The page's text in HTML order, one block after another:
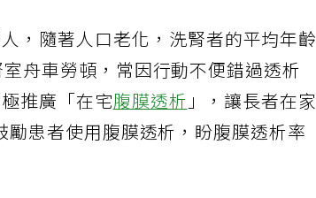
，隨著人口老化，洗腎者的平均年齡
舟車勞頓，常因行動不便錯過透析
推廣「在宅腹膜透析」，讓長者在家
患者使用腹膜透析，盼腹膜透析率